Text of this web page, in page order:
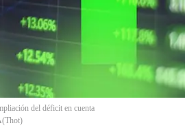
del déficit en cuenta
(Thot)